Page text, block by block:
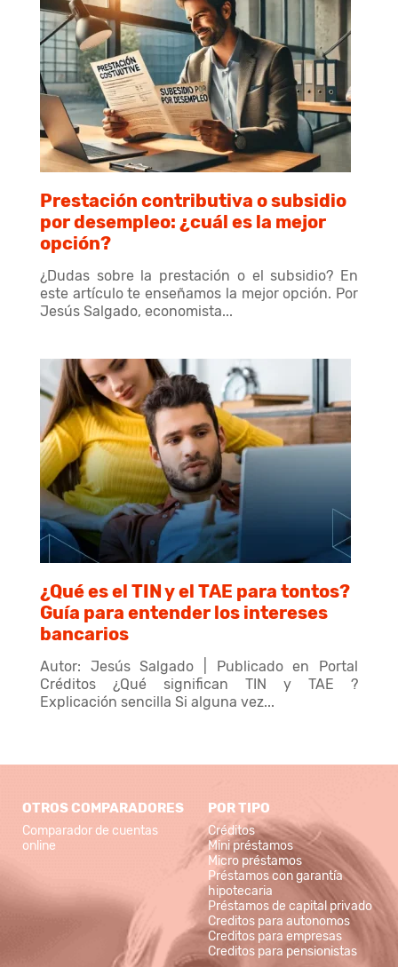
Prestación contributiva o subsidio
por desempleo: ¿cuál es la mejor
opción?
¿Dudas sobre la prestación o el subsidio? En
este artículo te enseñamos la mejor opción. Por
Jesús Salgado, economista...
¿Qué es el TIN y el TAE para tontos?
Guía para entender los intereses
bancarios
Autor: Jesús Salgado | Publicado en Portal
Créditos ¿Qué significan TIN y TAE ?
Explicación sencilla Si alguna vez...
OTROS COMPARADORES
Comparador de cuentas
online
POR TIPO
Créditos
Mini préstamos
Micro préstamos
Préstamos con garantía
hipotecaria
Préstamos de capital privado
Creditos para autonomos
Creditos para empresas
Creditos para pensionistas